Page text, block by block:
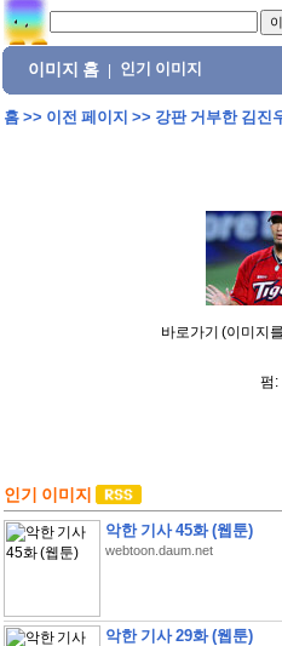
이미지 홈 인기 이미지
홈>> 이전 페이지 >> 강판 거부한 김진
바로가기 (이미지
펌:
인기 이미지
악한 기사 45화 (웹툰)
webtoon.daum.net
악한 기사 29화 (웹툰)